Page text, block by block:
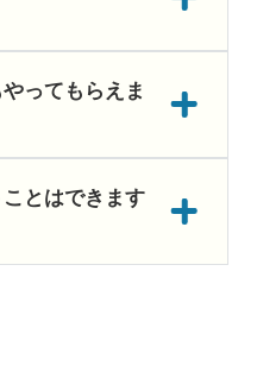
ってもらえま
とはできます